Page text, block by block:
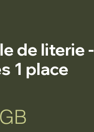
de literie -
1 place